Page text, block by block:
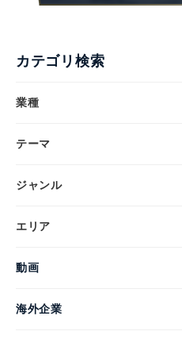
カテゴリ検索
業種
テーマ
ジャンル
エリア
動画
海外企業